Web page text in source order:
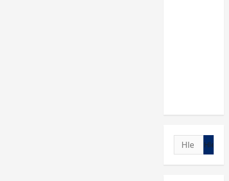
Vyhledávání